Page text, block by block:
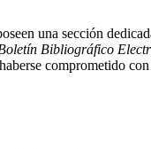
una sección
Bibliográfico
comprometido